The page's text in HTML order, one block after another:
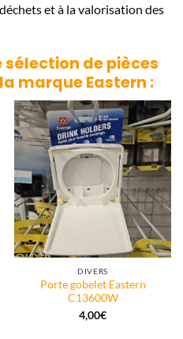
et à la valorisation des
sélection de pièces
marqueEastern :
DIVERS
Porte gobelet Eastern
C13600W
4,00€